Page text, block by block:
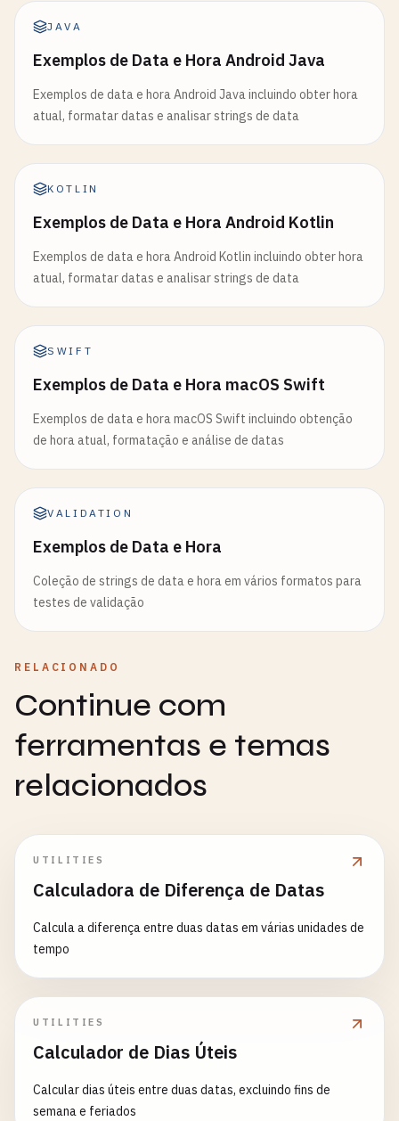
JAVA
Exemplos de Data e Hora Android Java
Exemplos de data e hora Android Java incluindo obter hora
atual, formatar datas e analisar strings de data
KOTLIN
Exemplos de Data e Hora Android Kotlin
Exemplos de data e hora Android Kotlin incluindo obter hora
atual, formatar datas e analisar strings de data
SWIFT
Exemplos de Data e Hora macOS Swift
Exemplos de data e hora macOS Swift incluindo obtenção
de hora atual, formatação e análise de datas
VALIDATION
Exemplos de Data e Hora
Coleção de strings de data e hora em vários formatos para
testes de validação
RELACIONADO
Continue com
ferramentas e temas
relacionados
UTILITIES
Calculadora de Diferença de Datas
Calcula a diferença entre duas datas em várias unidades de
tempo
UTILITIES
Calculador de Dias Úteis
Calcular dias úteis entre duas datas, excluindo fins de
semana e feriados